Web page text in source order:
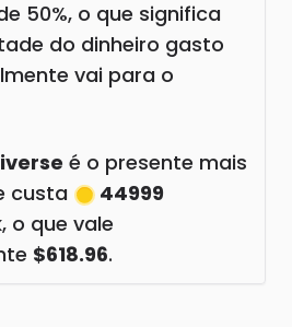
50%, o que significa
do dinheiro gasto
vai para o
é o presente mais
custa
44999
, o que vale
$618.96.